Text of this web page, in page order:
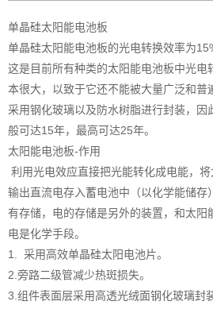
单晶硅太阳能电池板
单晶硅太阳能电池板的光电转换效率为
这是目前所有种类的太阳能电池板中光电
本很大，以致于它还不能被大量广泛和普
采用钢化玻璃以及防水树脂进行封装，因
般可达15年，最高可达25年。
太阳能电池板-作用
利用光电效应直接把光能转化成电能，将
输出直流电存入蓄电池中（以化学能储存
有存储，电的存储是另外的装置，和太阳
电是化学手段。
1. 采用高效单晶硅太阳电池片。
2.旁路二级管减少热斑损失。
3.组件表面层采用高透光绒面钢化玻璃封